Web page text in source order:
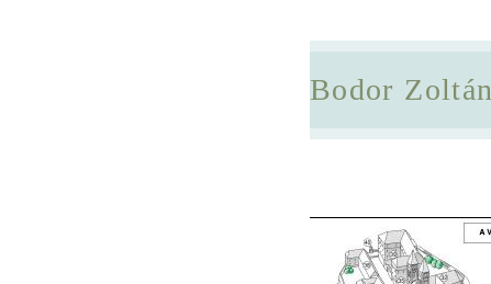
Bodor Zoltán